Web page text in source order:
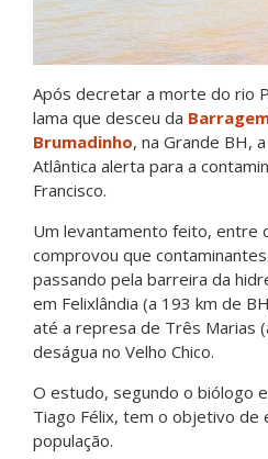
Após decretar a morte do rio
lama que desceu da
Brumadinho, na Grande BH,
Atlântica alerta para a
Francisco.
Um levantamento feito, entre
comprovou que
passando pela barreira da
em Felixlândia (a 193 km de
até a represa de Três Marias
deságua no Velho Chico.
O estudo, segundo o biólogo
Tiago Félix, tem o objetivo de
população.